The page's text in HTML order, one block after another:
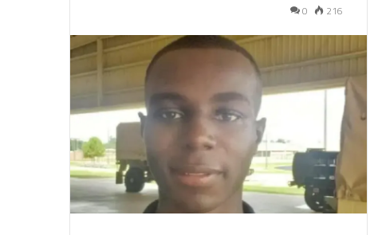
0 216